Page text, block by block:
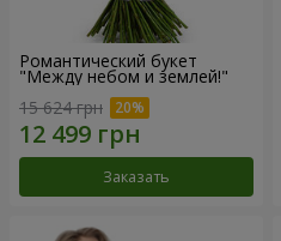
Романтический букет
"Между небом и землей!"
15 624 грн
Заказать